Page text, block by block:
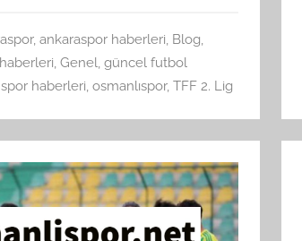
, ankaraspor haberleri, Blog,
, Genel, güncel futbol
haberleri, osmanlıspor, TFF 2. Lig